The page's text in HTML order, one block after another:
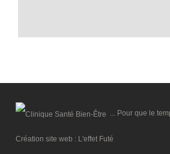
... Pour que le
Création site web : L'effet Futé